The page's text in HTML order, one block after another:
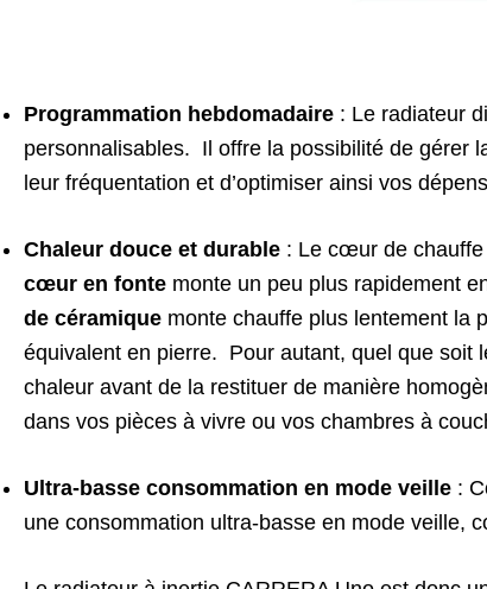
Programmation hebdomadaire : Le radiateur
personnalisables. Il offre la possibilité de gérer
leur fréquentation et d’optimiser ainsi vos
Chaleur douce et durable : Le cœur de chauffe
cœur en fonte monte un peu plus rapidement
de céramique monte chauffe plus lentement la
équivalent en pierre. Pour autant, quel que
chaleur avant de la restituer de manière
dans vos pièces à vivre ou vos chambres à
Ultra-basse consommation en mode veille :
une consommation ultra-basse en mode veille,